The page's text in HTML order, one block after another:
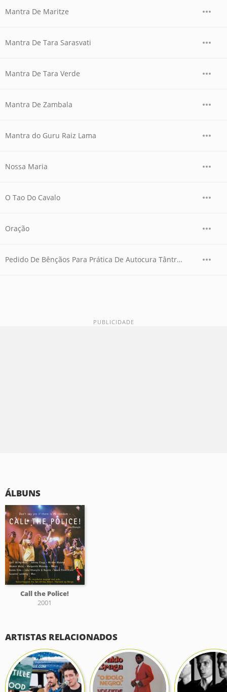
Mantra De Maritze
Mantra De Tara Sarasvati
Mantra De Tara Verde
Mantra De Zambala
Mantra do Guru Raiz Lama
Nossa Maria
O Tao Do Cavalo
Oração
Pedido De Bênçãos Para Prática De Autocura Tântrica
ÁLBUNS
Call the Police!
2001
ARTISTAS RELACIONADOS